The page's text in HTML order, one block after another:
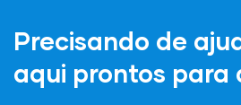
Precisando de
aqui prontos para